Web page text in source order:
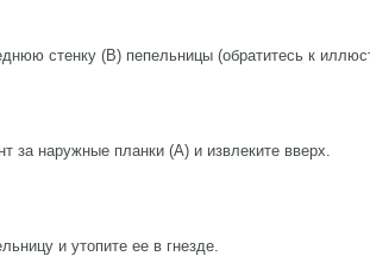
стенку (В) пепельницы (обратитесь к
за наружные планки (А) и извлеките вверх.
и утопите ее в гнезде.